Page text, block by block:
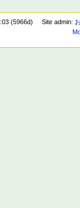
(5966d) Site admin: